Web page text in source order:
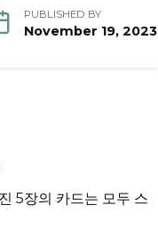
PUBLISHED BY
November 19, 2023
5장의 카드는 모두 스